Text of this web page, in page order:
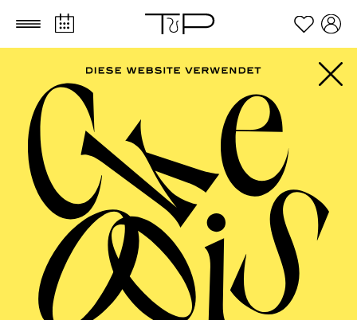
Zum Hauptinhalt springen Zum Footer springen